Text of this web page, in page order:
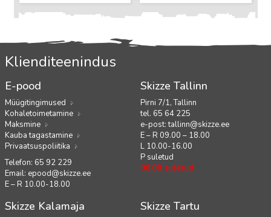
Klienditeenindus
E-pood
Müügitingimused
Kohaletoimetamine
Maksmine
Kauba tagastamine
Privaatsuspoliitika
Telefon: 65 92 229
Email: epood@skizze.ee
E – R 10.00-18.00
Skizze Tallinn
Pirni 7/1, Tallinn
tel. 65 64 225
e-post:tallinn@skizze.ee
E – R 09.00 – 18.00
L 10.00-16.00
P suletud
08.08 suletud
Skizze Kalamaja Skizze Tartu